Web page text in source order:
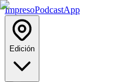
ImpresoPodcastApp
Edición